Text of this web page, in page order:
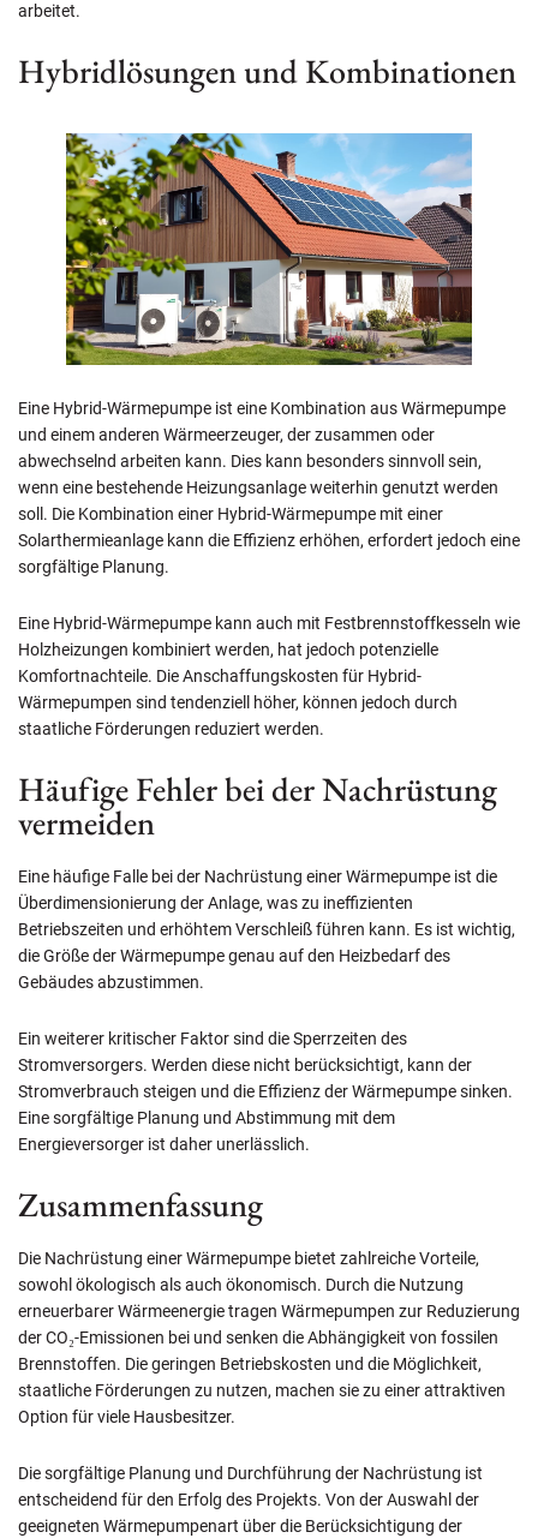
arbeitet.
Hybridlösungen und Kombinationen
Eine Hybrid-Wärmepumpe ist eine Kombination aus Wärmepumpe
und einem anderen Wärmeerzeuger, der zusammen oder
abwechselnd arbeiten kann. Dies kann besonders sinnvoll sein,
wenn eine bestehende Heizungsanlage weiterhin genutzt werden
soll. Die Kombination einer Hybrid-Wärmepumpe mit einer
Solarthermieanlage kann die Effizienz erhöhen, erfordert jedoch eine
sorgfältige Planung.
Eine Hybrid-Wärmepumpe kann auch mit Festbrennstoffkesseln wie
Holzheizungen kombiniert werden, hat jedoch potenzielle
Komfortnachteile. Die Anschaffungskosten für Hybrid-
Wärmepumpen sind tendenziell höher, können jedoch durch
staatliche Förderungen reduziert werden.
Häufige Fehler bei der Nachrüstung
vermeiden
Eine häufige Falle bei der Nachrüstung einer Wärmepumpe ist die
Überdimensionierung der Anlage, was zu ineffizienten
Betriebszeiten und erhöhtem Verschleiß führen kann. Es ist wichtig,
die Größe der Wärmepumpe genau auf den Heizbedarf des
Gebäudes abzustimmen.
Ein weiterer kritischer Faktor sind die Sperrzeiten des
Stromversorgers. Werden diese nicht berücksichtigt, kann der
Stromverbrauch steigen und die Effizienz der Wärmepumpe sinken.
Eine sorgfältige Planung und Abstimmung mit dem
Energieversorger ist daher unerlässlich.
Zusammenfassung
Die Nachrüstung einer Wärmepumpe bietet zahlreiche Vorteile,
sowohl ökologisch als auch ökonomisch. Durch die Nutzung
erneuerbarer Wärmeenergie tragen Wärmepumpen zur Reduzierung
der CO₂-Emissionen bei und senken die Abhängigkeit von fossilen
Brennstoffen. Die geringen Betriebskosten und die Möglichkeit,
staatliche Förderungen zu nutzen, machen sie zu einer attraktiven
Option für viele Hausbesitzer.
Die sorgfältige Planung und Durchführung der Nachrüstung ist
entscheidend für den Erfolg des Projekts. Von der Auswahl der
geeigneten Wärmepumpenart über die Berücksichtigung der